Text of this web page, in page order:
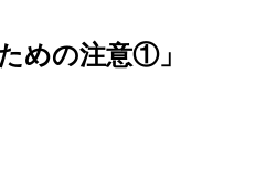
めの注意①」